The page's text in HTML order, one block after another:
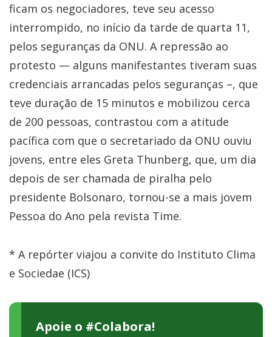
ficam os negociadores, teve seu acesso
interrompido, no início da tarde de quarta 11,
pelos seguranças da ONU. A repressão ao
protesto — alguns manifestantes tiveram suas
credenciais arrancadas pelos seguranças –, que
teve duração de 15 minutos e mobilizou cerca
de 200 pessoas, contrastou com a atitude
pacífica com que o secretariado da ONU ouviu
jovens, entre eles Greta Thunberg, que, um dia
depois de ser chamada de piralha pelo
presidente Bolsonaro, tornou-se a mais jovem
Pessoa do Ano pela revista Time.
* A repórter viajou a convite do Instituto Clima
e Sociedae (ICS)
Apoie o #Colabora!